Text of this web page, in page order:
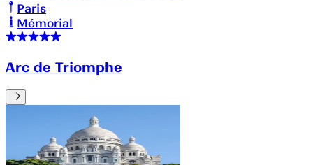
Paris
Mémorial
Arc de Triomphe